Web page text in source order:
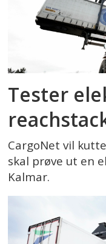
Tester
CargoNet vil
skal prøve ut en
Kalmar.